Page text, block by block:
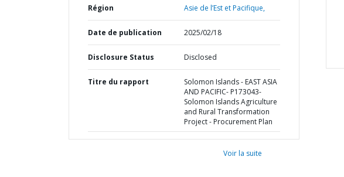
Région Asie de l’Est et Pacifique,
Date de publication 2025/02/18
Disclosure Status Disclosed
Titre du rapport
Solomon Islands - EAST ASIA
AND PACIFIC- P173043-
Solomon Islands Agriculture
and Rural Transformation
Project - Procurement Plan
Voir la suite